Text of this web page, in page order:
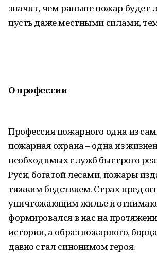
значит, чем раньше пожар будет
пусть даже местными силами,
О профессии
Профессия пожарного одна из
пожарная охрана – одна из
необходимых служб быстрого
Руси, богатой лесами, пожары
тяжким бедствием. Страх пред
уничтожающим жилье и
формировался в нас на
истории, а образ пожарного,
давно стал синонимом героя.